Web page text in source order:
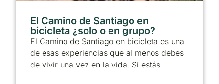
El Camino de Santiago en
bicicleta ¿solo o en grupo?
El Camino de Santiago en bicicleta es una
de esas experiencias que al menos debes
de vivir una vez en la vida. Si estás